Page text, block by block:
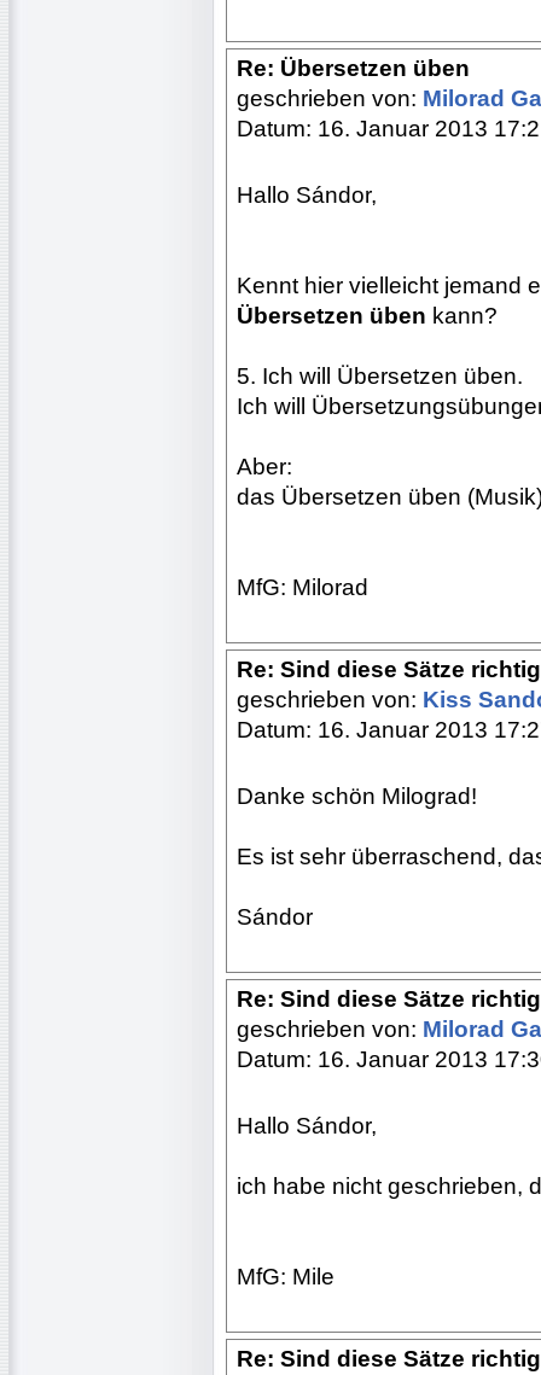
Re: Übersetzen üben
geschrieben von: Milorad
Datum: 16. Januar 2013
Hallo Sándor,
Kennt hier vielleicht jemand
Übersetzen üben kann?
5. Ich will Übersetzen üben.
Ich will
Aber:
das Übersetzen üben
MfG: Milorad
Re: Sind diese Sätze
geschrieben von: Kiss
Datum: 16. Januar 2013
Danke schön Milograd!
Es ist sehr überraschend,
Sándor
Re: Sind diese Sätze
geschrieben von: Milorad
Datum: 16. Januar 2013
Hallo Sándor,
ich habe nicht geschrieben,
MfG: Mile
Re: Sind diese Sätze